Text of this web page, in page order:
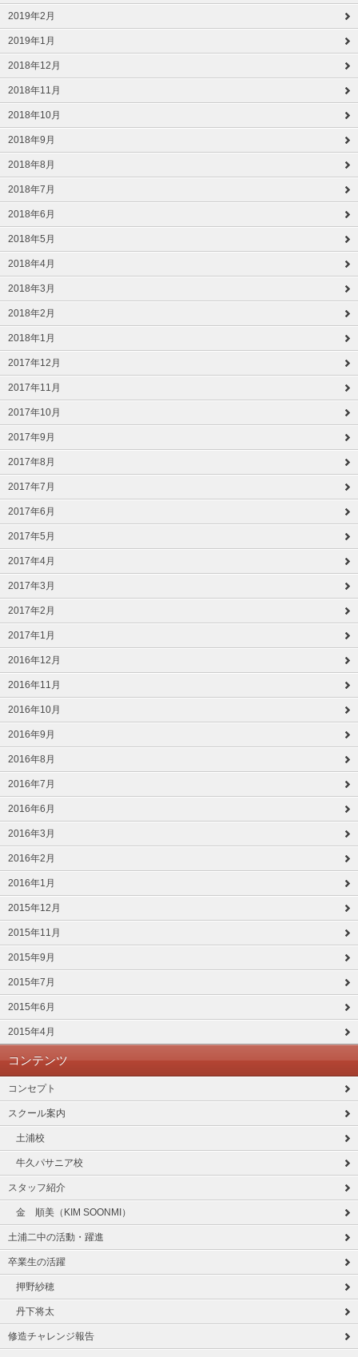
2019年2月
2019年1月
2018年12月
2018年11月
2018年10月
2018年9月
2018年8月
2018年7月
2018年6月
2018年5月
2018年4月
2018年3月
2018年2月
2018年1月
2017年12月
2017年11月
2017年10月
2017年9月
2017年8月
2017年7月
2017年6月
2017年5月
2017年4月
2017年3月
2017年2月
2017年1月
2016年12月
2016年11月
2016年10月
2016年9月
2016年8月
2016年7月
2016年6月
2016年3月
2016年2月
2016年1月
2015年12月
2015年11月
2015年9月
2015年7月
2015年6月
2015年4月
コンテンツ
コンセプト
スクール案内
土浦校
牛久パサニア校
スタッフ紹介
金 順美（KIM SOONMI）
土浦二中の活動・躍進
卒業生の活躍
押野紗穂
丹下将太
修造チャレンジ報告